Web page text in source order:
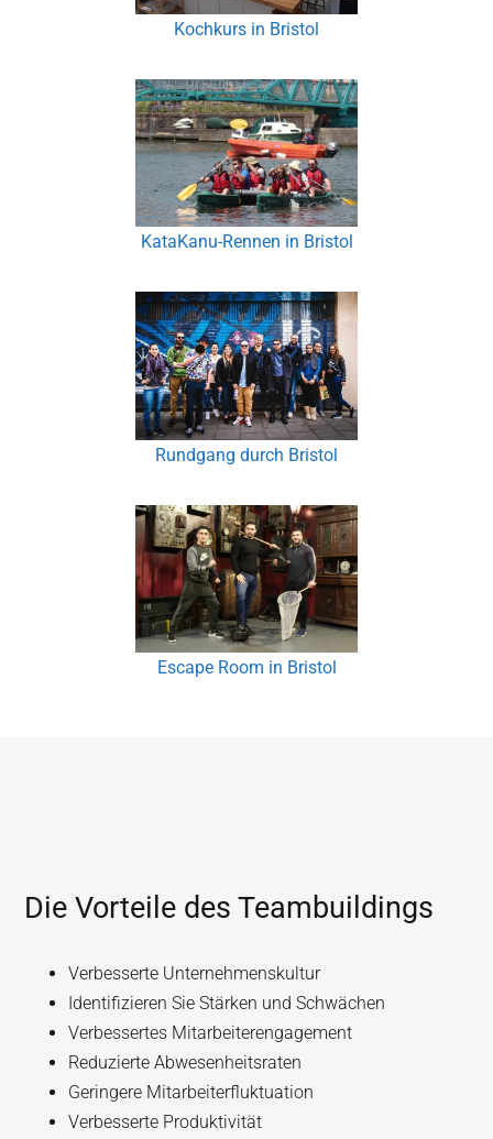
Kochkurs in Bristol
KataKanu-Rennen in Bristol
Rundgang durch Bristol
Escape Room in Bristol
Die Vorteile des Teambuildings
Verbesserte Unternehmenskultur
Identifizieren Sie Stärken und Schwächen
Verbessertes Mitarbeiterengagement
Reduzierte Abwesenheitsraten
Geringere Mitarbeiterfluktuation
Verbesserte Produktivität